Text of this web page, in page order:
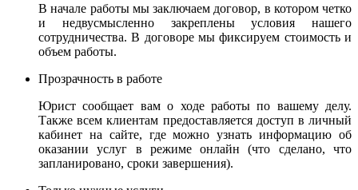
В начале работы мы заключаем договор, в котором четко
и недвусмысленно закреплены условия нашего
сотрудничества. В договоре мы фиксируем стоимость и
объем работы.
Прозрачность в работе
Юрист сообщает вам о ходе работы по вашему делу.
Также всем клиентам предоставляется доступ в личный
кабинет на сайте, где можно узнать информацию об
оказании услуг в режиме онлайн (что сделано, что
запланировано, сроки завершения).